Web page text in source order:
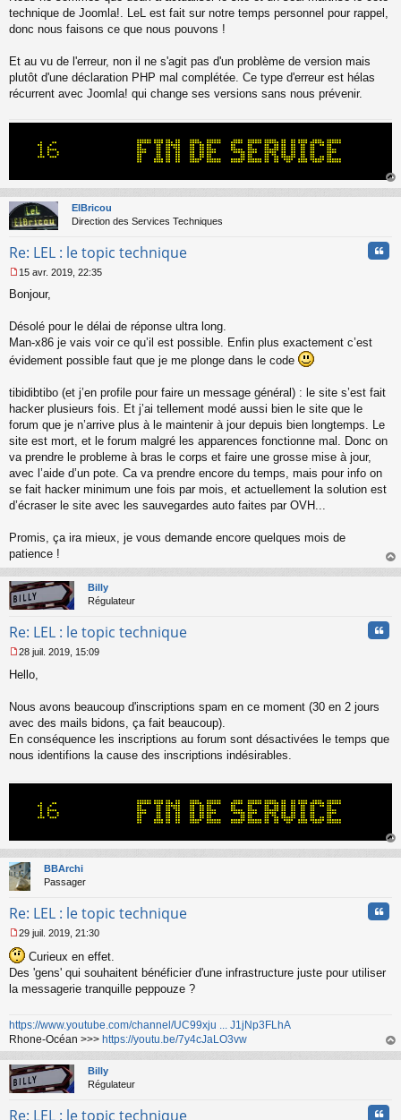
a
g
e
o
l
u
technique de Joomla!. LeL est fait sur notre temps personnel pour rappel,
donc nous faisons ce que nous pouvons !
Et au vu de l'erreur, non il ne s'agit pas d'un problème de version mais
plutôt d'une déclaration PHP mal complétée. Ce type d'erreur est hélas
récurrent avec Joomla! qui change ses versions sans nous prévenir.
au
ElBricou
Direction des Services Techniques
Re: LEL : le topic technique
e
s
g
e
o
l
u
15 avr. 2019, 22:35
Bonjour,
Désolé pour le délai de réponse ultra long.
Man-x86 je vais voir ce qu’il est possible. Enfin plus exactement c’est
évidement possible faut que je me plonge dans le code
tibidibtibo (et j’en profile pour faire un message général) : le site s’est fait
hacker plusieurs fois. Et j’ai tellement modé aussi bien le site que le
forum que je n’arrive plus à le maintenir à jour depuis bien longtemps. Le
site est mort, et le forum malgré les apparences fonctionne mal. Donc on
va prendre le probleme à bras le corps et faire une grosse mise à jour,
avec l’aide d’un pote. Ca va prendre encore du temps, mais pour info on
se fait hacker minimum une fois par mois, et actuellement la solution est
d’écraser le site avec les sauvegardes auto faites par OVH...
Promis, ça ira mieux, je vous demande encore quelques mois de
patience !
au
Billy
Régulateur
Re: LEL : le topic technique
e
g
e
n
n
28 juil. 2019, 15:09
Hello,
Nous avons beaucoup d'inscriptions spam en ce moment (30 en 2 jours
avec des mails bidons, ça fait beaucoup).
En conséquence les inscriptions au forum sont désactivées le temps que
nous identifions la cause des inscriptions indésirables.
au
BBArchi
Passager
Re: LEL : le topic technique
e
s
a
e
n
o
n
l
u
29 juil. 2019, 21:30
Curieux en effet.
Des 'gens' qui souhaitent bénéficier d'une infrastructure juste pour utiliser
la messagerie tranquille peppouze ?
https://www.youtube.com/channel/UC99xju ... J1jNp3FLhA
Rhone-Océan >>> https://youtu.be/7y4cJaLO3vw
au
Billy
Régulateur
Re: LEL : le topic technique